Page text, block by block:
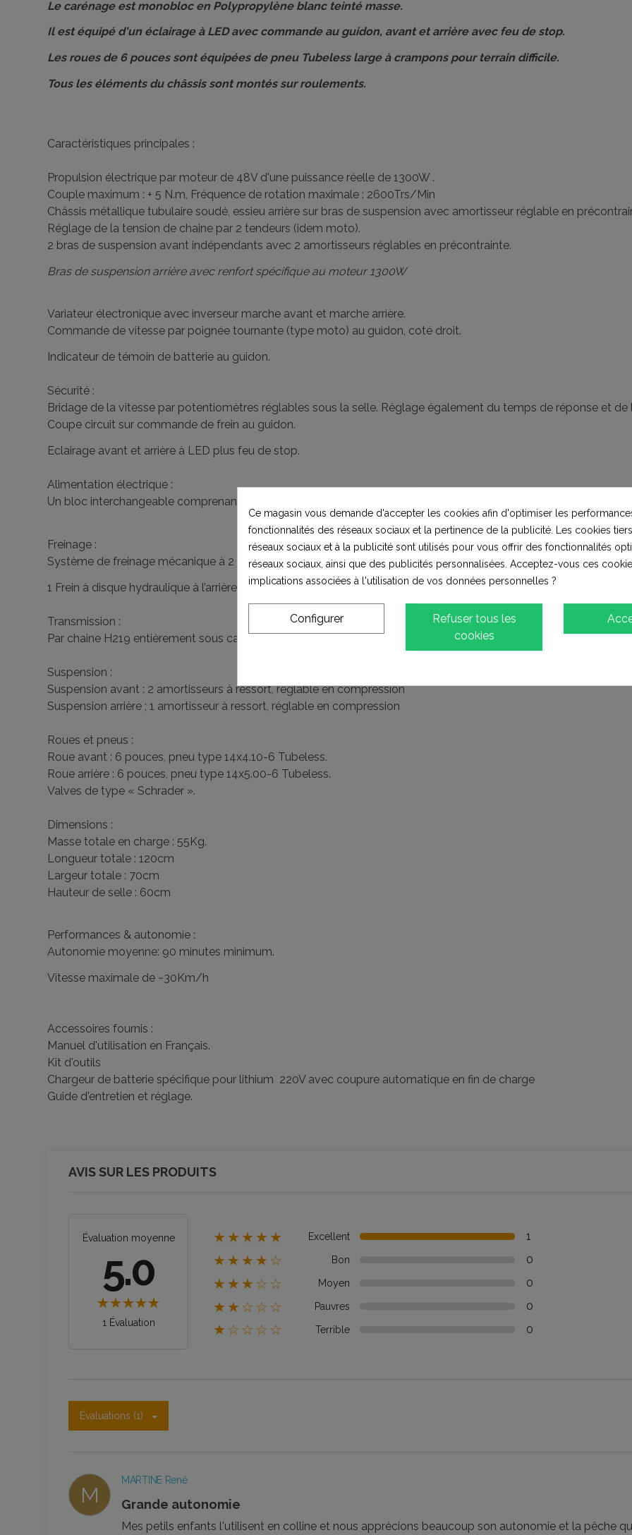
Le carénage est monobloc en Polypropylène blanc teinté masse.
Il est équipé d'un éclairage à LED avec commande au guidon, avant et arrière avec feu de stop.
Les roues de 6 pouces sont équipées de pneu Tubeless large à crampons pour terrain difficile.
Tous les éléments du châssis sont montés sur roulements.
Caractéristiques principales :
Propulsion électrique par moteur de 48V d'une puissance réelle de 1300W .
Couple maximum : + 5 N.m, Fréquence de rotation maximale : 2600Trs/Min
Châssis métallique tubulaire soudé, essieu arrière sur bras de suspension avec amortisseur réglable en
Réglage de la tension de chaine par 2 tendeurs (idem moto).
2 bras de suspension avant indépendants avec 2 amortisseurs réglables en précontrainte.
Bras de suspension arrière avec renfort spécifique au moteur 1300W
Variateur électronique avec inverseur marche avant et marche arrière.
Commande de vitesse par poignée tournante (type moto) au guidon, coté droit.
Indicateur de témoin de batterie au guidon.
Sécurité :
Bridage de la vitesse par potentiomètres réglables sous la selle. Réglage également du temps de réponse et de
Coupe circuit sur commande de frein au guidon.
Eclairage avant et arrière à LED plus feu de stop.
Alimentation électrique :
Un bloc interchangeable comprenant une batterie au lithium en 48V 13Ah.
Freinage :
Système de freinage mécanique à 2 disques à l'avant.
1 Frein à disque hydraulique à l’arrière.
Transmission :
Par chaine H219 entièrement sous carter de protection
Suspension :
Suspension avant : 2 amortisseurs à ressort, réglable en compression
Suspension arrière ; 1 amortisseur à ressort, réglable en compression
Roues et pneus :
Roue avant : 6 pouces, pneu type 14x4.10-6 Tubeless.
Roue arrière : 6 pouces, pneu type 14x5.00-6 Tubeless.
Valves de type « Schrader ».
Dimensions :
Masse totale en charge : 55Kg.
Longueur totale : 120cm
Largeur totale : 70cm
Hauteur de selle : 60cm
Performances & autonomie :
Autonomie moyenne: 90 minutes minimum.
Vitesse maximale de ~30Km/h
Accessoires fournis :
Manuel d'utilisation en Français.
Kit d'outils
Chargeur de batterie spécifique pour lithium 220V avec coupure automatique en fin de charge
Guide d'entretien et réglage.
AVIS SUR LES PRODUITS
Évaluation moyenne
5.0
1 Évaluation
★★★★★ Excellent 1
★★★★☆ Bon 0
★★★☆☆ Moyen 0
★★☆☆☆ Pauvres 0
★☆☆☆☆ Terrible 0
Évaluations (1)
M
MARTINE René
Grande autonomie
Mes petils enfants l'utilisent en colline et nous apprécions beaucoup son autonomie et la pêche
Ce magasin vous demande d'accepter les cookies afin d'optimiser les
fonctionnalités des réseaux sociaux et la pertinence de la publicité. Les cookies
réseaux sociaux et à la publicité sont utilisés pour vous offrir des fonctionnalités
réseaux sociaux, ainsi que des publicités personnalisées. Acceptez-vous ces
implications associées à l'utilisation de vos données personnelles ?
Refuser tous les
cookies
Configurer